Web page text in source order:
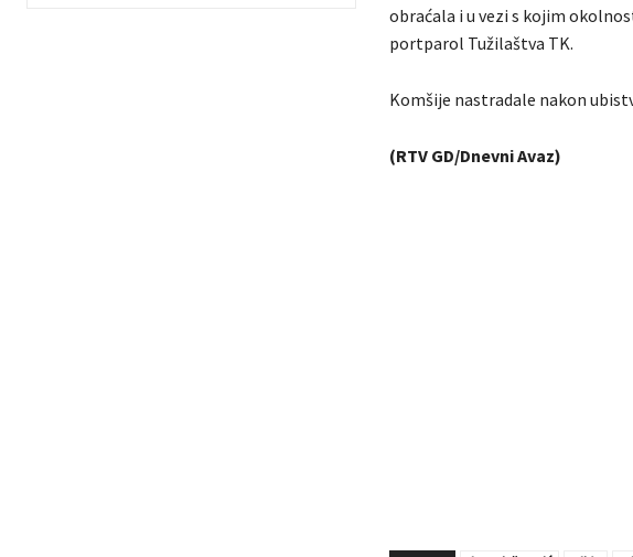
obraćala i u vezi s kojim
portparol Tužilaštva TK.
Komšije nastradale nakon
(RTV GD/Dnevni Avaz)